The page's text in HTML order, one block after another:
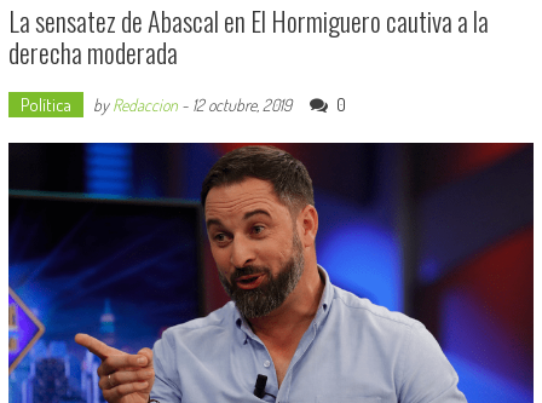
La sensatez de Abascal en El Hormiguero cautiva a la
derecha moderada
Política byRedaccion- 12 octubre, 2019 0